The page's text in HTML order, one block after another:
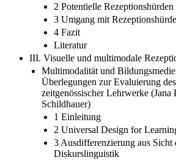
2 Potentielle
3 Umgang mit
4 Fazit
Literatur
III. Visuelle und multimodale
Multimodalität und
Überlegungen zur Evaluierung
zeitgenössischer Lehrwerke (Jana
Schildhauer)
1 Einleitung
2 Universal Design for
3 Ausdifferenzierung aus Sicht
Diskurslinguistik